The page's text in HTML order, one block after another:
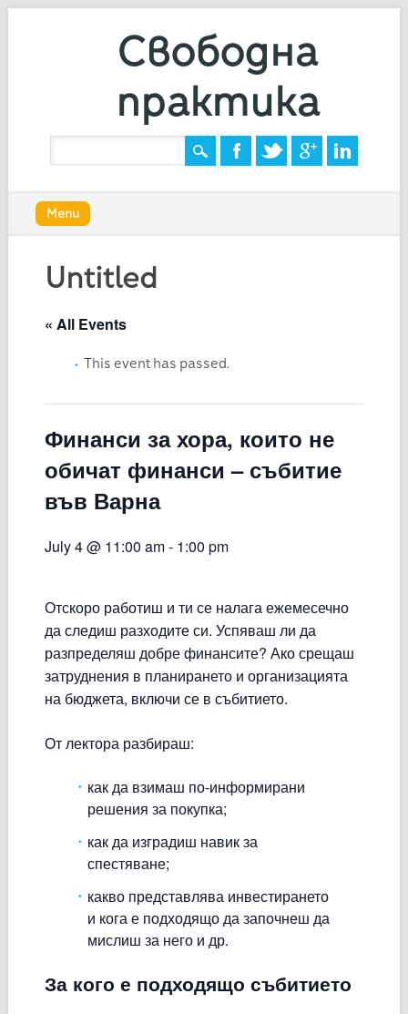
Свободна
практика
Main menu
content
Menu
Untitled
« All Events
This event has passed.
Финанси за хора, които не
обичат финанси – събитие
във Варна
July 4 @ 11:00 am- 1:00 pm
Отскоро работиш и ти се налага ежемесечно
да следиш разходите си. Успяваш ли да
разпределяш добре финансите? Ако срещаш
затруднения в планирането и организацията
на бюджета, включи се в събитието.
От лектора разбираш:
как да взимаш по-информирани
решения за покупка;
как да изградиш навик за
спестяване;
какво представлява инвестирането
и кога е подходящо да започнеш да
мислиш за него и др.
За кого е подходящо събитието